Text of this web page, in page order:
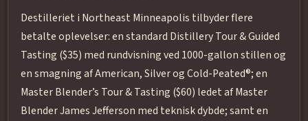
Destilleriet i Northeast Minneapolis tilbyder flere
betalte oplevelser: en standard Distillery Tour & Guided
Tasting ($35) med rundvisning ved 1000-gallon stillen og
en smagning af American, Silver og Cold-Peated®; en
Master Blender’s Tour & Tasting ($60) ledet af Master
Blender James Jefferson med teknisk dybde; samt en